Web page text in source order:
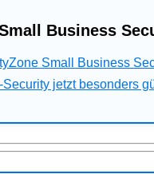
Business
Small Business
jetzt besonders